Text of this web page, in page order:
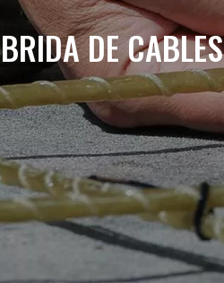
BRIDA DE